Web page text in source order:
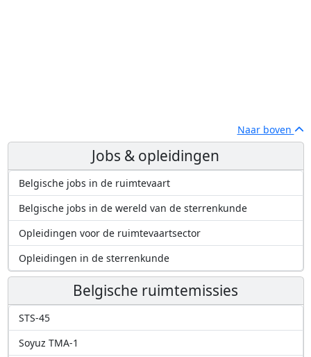
Naar boven
Jobs & opleidingen
Belgische jobs in de ruimtevaart
Belgische jobs in de wereld van de sterrenkunde
Opleidingen voor de ruimtevaartsector
Opleidingen in de sterrenkunde
Belgische ruimtemissies
STS-45
Soyuz TMA-1